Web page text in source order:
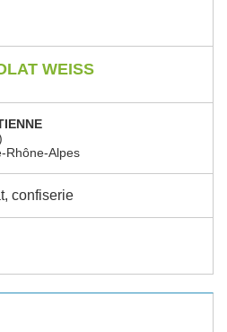
WEISS
Rhône-Alpes
confiserie